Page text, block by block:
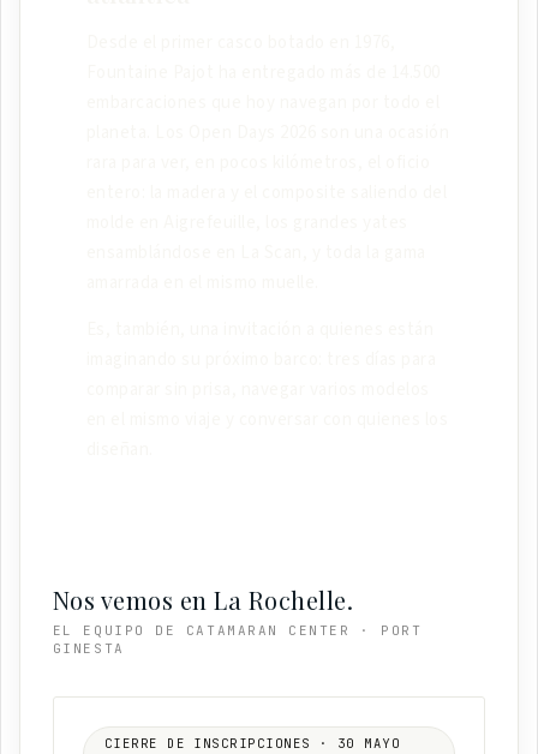
Nos vemos en La Rochelle.
EL EQUIPO DE CATAMARAN CENTER · PORT
GINESTA
CIERRE DE INSCRIPCIONES · 30 MAYO